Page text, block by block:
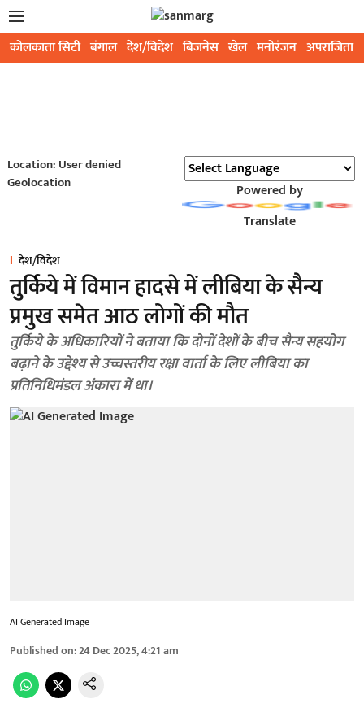
कोलकाता सिटी बंगाल देश/विदेश बिजनेस खेल मनोरंजन अपराजिता
Location: User denied
Geolocation
Powered by
Translate
देश/विदेश
तुर्किये में विमान हादसे में लीबिया के सैन्य
प्रमुख समेत आठ लोगों की मौत
तुर्किये के अधिकारियों ने बताया कि दोनों देशों के बीच सैन्य सहयोग
बढ़ाने के उद्देश्य से उच्चस्तरीय रक्षा वार्ता के लिए लीबिया का
प्रतिनिधिमंडल अंकारा में था।
AI Generated Image
Published on:24 Dec 2025, 4:21 am